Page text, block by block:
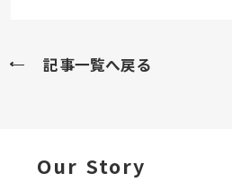
記事一覧へ戻る
Our Story